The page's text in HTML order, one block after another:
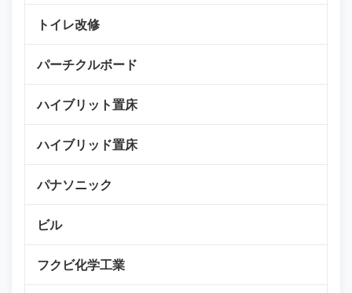
トイレ改修
パーチクルボード
ハイブリット置床
ハイブリッド置床
パナソニック
ビル
フクビ化学工業